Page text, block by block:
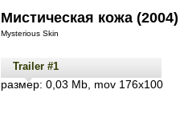
Мистическая кожа (2004)
Mysterious Skin
Trailer #1
размер: 0,03 Mb, mov 176x100